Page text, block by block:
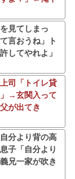
見てしまっ
言おうね」ト
してやれよ」
司「トイレ貸
」→玄関入って
が出てき
分より背の高
子「自分より
兄一家が吹き